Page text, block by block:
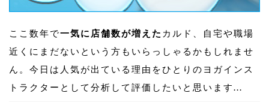
ここ数年で一気に店舗数が増えた カルド、自宅や職場
近くにまだないという方もいらっしゃるかもしれませ
ん。今日は人気が出ている理由をひとりのヨガインス
トラクターとして分析して評価したいと思います...